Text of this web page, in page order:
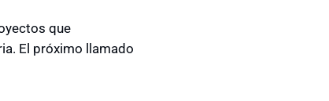
que
El próximo llamado